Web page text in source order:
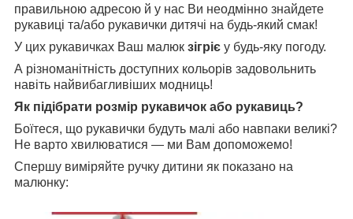
правильною адресою й у нас Ви неодмінно знайдете
рукавиці та/або рукавички дитячі на будь-який смак!
У цих рукавичках Ваш малюк зігріє у будь-яку погоду.
А різноманітність доступних кольорів задовольнить
навіть найвибагливіших модниць!
Як підібрати розмір рукавичок або рукавиць?
Боїтеся, що рукавички будуть малі або навпаки великі?
Не варто хвилюватися — ми Вам допоможемо!
Спершу виміряйте ручку дитини як показано на
малюнку: